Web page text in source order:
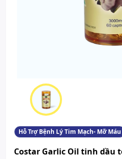
Hỗ Trợ Bệnh Lý Tim Mạch- Mỡ Máu
Costar Garlic Oil tinh dầu